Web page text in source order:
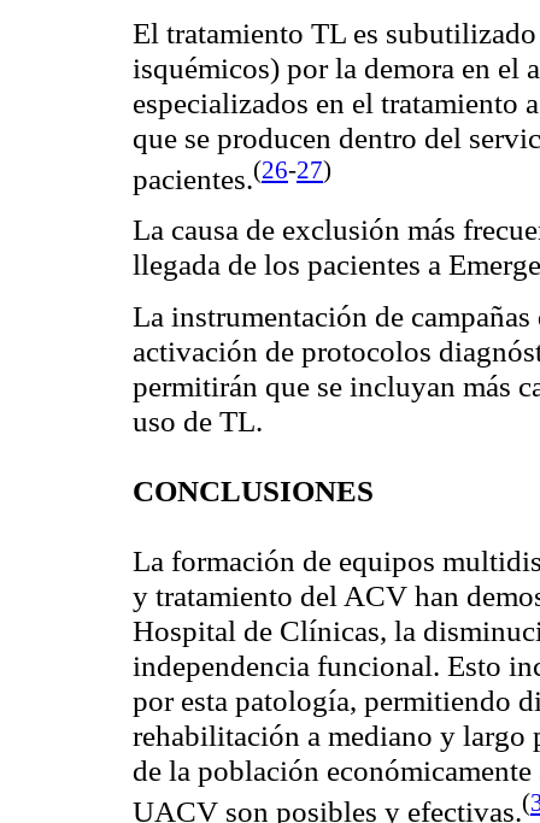
El tratamiento TL es
isquémicos) por la demora en el
especializados en el tratamiento
que se producen dentro del
pacientes.(26-27)
La causa de exclusión más
llegada de los pacientes a
La instrumentación de
activación de protocolos
permitirán que se incluyan más
uso de TL.
CONCLUSIONES
La formación de equipos
y tratamiento del ACV han
Hospital de Clínicas, la
independencia funcional. Esto
por esta patología, permitiendo
rehabilitación a mediano y largo
de la población
UACV son posibles y efectivas.(